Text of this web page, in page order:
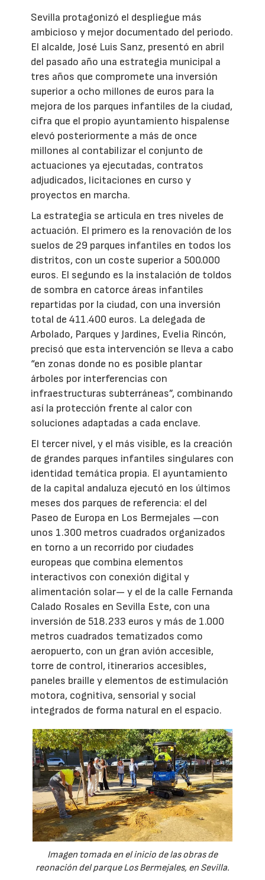
Sevilla protagonizó el despliegue más
ambicioso y mejor documentado del periodo.
El alcalde, José Luis Sanz, presentó en abril
del pasado año una estrategia municipal a
tres años que compromete una inversión
superior a ocho millones de euros para la
mejora de los parques infantiles de la ciudad,
cifra que el propio ayuntamiento hispalense
elevó posteriormente a más de once
millones al contabilizar el conjunto de
actuaciones ya ejecutadas, contratos
adjudicados, licitaciones en curso y
proyectos en marcha.
La estrategia se articula en tres niveles de
actuación. El primero es la renovación de los
suelos de 29 parques infantiles en todos los
distritos, con un coste superior a 500.000
euros. El segundo es la instalación de toldos
de sombra en catorce áreas infantiles
repartidas por la ciudad, con una inversión
total de 411.400 euros. La delegada de
Arbolado, Parques y Jardines, Evelia Rincón,
precisó que esta intervención se lleva a cabo
“en zonas donde no es posible plantar
árboles por interferencias con
infraestructuras subterráneas”, combinando
así la protección frente al calor con
soluciones adaptadas a cada enclave.
El tercer nivel, y el más visible, es la creación
de grandes parques infantiles singulares con
identidad temática propia. El ayuntamiento
de la capital andaluza ejecutó en los últimos
meses dos parques de referencia: el del
Paseo de Europa en Los Bermejales —con
unos 1.300 metros cuadrados organizados
en torno a un recorrido por ciudades
europeas que combina elementos
interactivos con conexión digital y
alimentación solar— y el de la calle Fernanda
Calado Rosales en Sevilla Este, con una
inversión de 518.233 euros y más de 1.000
metros cuadrados tematizados como
aeropuerto, con un gran avión accesible,
torre de control, itinerarios accesibles,
paneles braille y elementos de estimulación
motora, cognitiva, sensorial y social
integrados de forma natural en el espacio.
Imagen tomada en el inicio de las obras de
reonación del parque Los Bermejales, en Sevilla.